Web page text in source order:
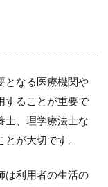
となる医療機関や
することが重要で
士、理学療法士な
が大切です。
は利用者の生活の